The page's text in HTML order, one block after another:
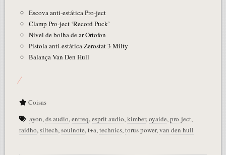
Escova anti-estática Pro-ject
Clamp Pro-ject ‘Record Puck’
Nível de bolha de ar Ortofon
Pistola anti-estática Zerostat 3 Milty
Balança Van Den Hull
Coisas
ayon,ds audio,entreq,esprit audio,kimber,oyaide,pro-ject,
raidho,siltech,soulnote,t+a,technics,torus power,van den hull